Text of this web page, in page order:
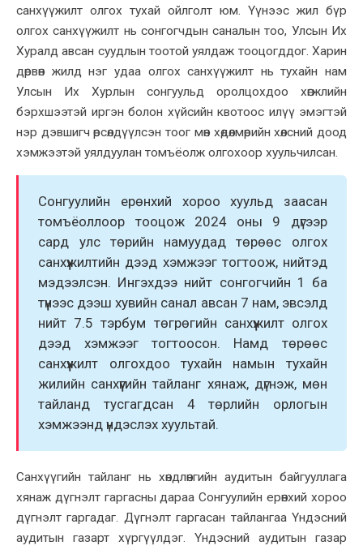
санхүүжилт олгох тухай ойлголт юм. Үүнээс жил бүр
олгох санхүүжилт нь сонгогчдын саналын тоо, Улсын Их
Хуралд авсан суудлын тоотой уялдаж тооцогддог. Харин
дөрвөн жилд нэг удаа олгох санхүүжилт нь тухайн нам
Улсын Их Хурлын сонгуульд оролцохдоо хөгжлийн
бэрхшээтэй иргэн болон хүйсийн квотоос илүү эмэгтэй
нэр дэвшигч өрсөлдүүлсэн тоог мөн хөдөлмөрийн хөлсний доод
хэмжээтэй уялдуулан томъёолж олгохоор хуульчилсан.
Сонгуулийн ерөнхий хороо хуульд заасан
томъёоллоор тооцож 2024 оны 9 дүгээр
сард улс төрийн намуудад төрөөс олгох
санхүүжилтийн дээд хэмжээг тогтоож, нийтэд
мэдээлсэн. Ингэхдээ нийт сонгогчийн 1 ба
түүнээс дээш хувийн санал авсан 7 нам, эвсэлд
нийт 7.5 тэрбум төгрөгийн санхүүжилт олгох
дээд хэмжээг тогтоосон. Намд төрөөс
санхүүжилт олгохдоо тухайн намын тухайн
жилийн санхүүгийн тайланг хянаж, дүгнэж, мөн
тайланд тусгагдсан 4 төрлийн орлогын
хэмжээнд үндэслэх хуультай.
Санхүүгийн тайланг нь хөндлөнгийн аудитын байгууллага
хянаж дүгнэлт гаргасны дараа Сонгуулийн ерөнхий хороо
дүгнэлт гаргадаг. Дүгнэлт гаргасан тайлангаа Үндэсний
аудитын газарт хүргүүлдэг. Үндэсний аудитын газар